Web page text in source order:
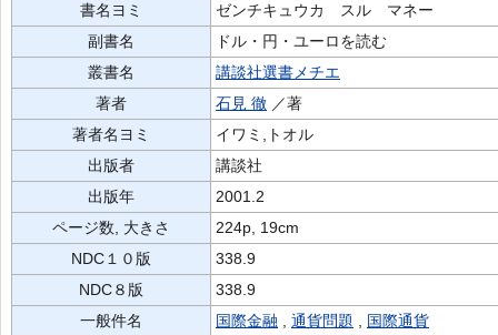
書名ヨミ
ゼンチキュウカ スル マネー
副書名
ドル・円・ユーロを読む
叢書名
講談社選書メチエ
著者
石見 徹 ／著
著者名ヨミ
イワミ,トオル
出版者
講談社
出版年
2001.2
ページ数, 大きさ
224p, 19cm
NDC１０版
338.9
NDC８版
338.9
一般件名
国際金融 通貨問題
国際通貨